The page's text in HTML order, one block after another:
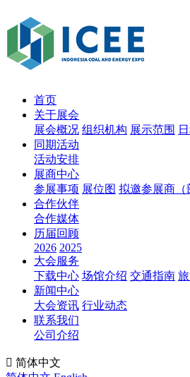
首页
关于展会
展会概况 组织机构 展示范围
同期活动
活动安排
展商中心
参展事项 展位图 拟邀参展商（
合作伙伴
合作媒体
历届回顾
2026 2025
大会服务
下载中心 场馆介绍 交通指南
新闻中心
大会资讯 行业动态
联系我们
公司介绍
 简体中文